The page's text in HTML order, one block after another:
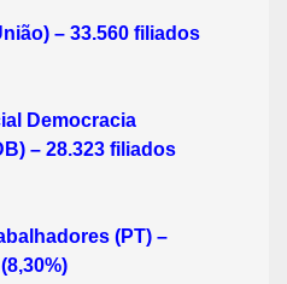
– 33.560 filiados
Democracia
– 28.323 filiados
(PT) –